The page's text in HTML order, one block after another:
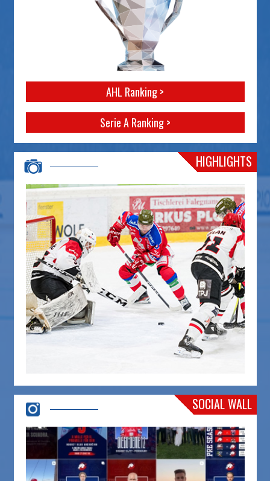
AHL Ranking >
Serie A Ranking >
HIGHLIGHTS
SOCIAL WALL